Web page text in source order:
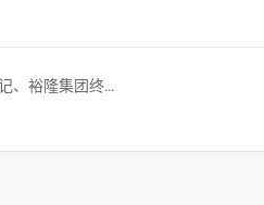
孔府制药调研指导工作